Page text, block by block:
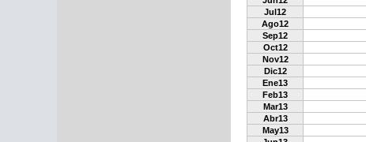
Jul12
Ago12
Sep12
Oct12
Nov12
Dic12
Ene13
Feb13
Mar13
Abr13
May13